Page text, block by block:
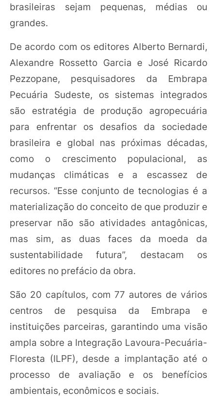
brasileiras sejam pequenas, médias ou
grandes.
De acordo com os editores Alberto Bernardi,
Alexandre Rossetto Garcia e José Ricardo
Pezzopane, pesquisadores da Embrapa
Pecuária Sudeste, os sistemas integrados
são estratégia de produção agropecuária
para enfrentar os desafios da sociedade
brasileira e global nas próximas décadas,
como o crescimento populacional, as
mudanças climáticas e a escassez de
recursos. “Esse conjunto de tecnologias é a
materialização do conceito de que produzir e
preservar não são atividades antagônicas,
mas sim, as duas faces da moeda da
sustentabilidade futura”, destacam os
editores no prefácio da obra.
São 20 capítulos, com 77 autores de vários
centros de pesquisa da Embrapa e
instituições parceiras, garantindo uma visão
ampla sobre a Integração Lavoura-Pecuária-
Floresta (ILPF), desde a implantação até o
processo de avaliação e os benefícios
ambientais, econômicos e sociais.